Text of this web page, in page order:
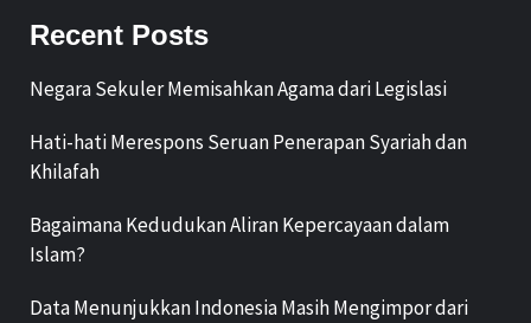
Recent Posts
Negara Sekuler Memisahkan Agama dari Legislasi
Hati-hati Merespons Seruan Penerapan Syariah dan
Khilafah
Bagaimana Kedudukan Aliran Kepercayaan dalam
Islam?
Data Menunjukkan Indonesia Masih Mengimpor dari